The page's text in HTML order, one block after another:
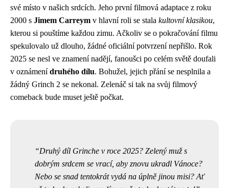
své místo v našich srdcích. Jeho první filmová adaptace z roku
2000 s Jimem Carreym v hlavní roli se stala kultovní klasikou,
kterou si pouštíme každou zimu. Ačkoliv se o pokračování filmu
spekulovalo už dlouho, žádné oficiální potvrzení nepřišlo. Rok
2025 se nesl ve znamení nadějí, fanoušci po celém světě doufali
v oznámenídruhého dílu. Bohužel, jejich přání se nesplnila a
žádný Grinch 2 se nekonal. Zelenáč si tak na svůj filmový
comeback bude muset ještě počkat.
Druhý díl Grinche v roce 2025? Zelený muž s
dobrým srdcem se vrací, aby znovu ukradl Vánoce?
Nebo se snad tentokrát vydá na úplně jinou misi? Ať